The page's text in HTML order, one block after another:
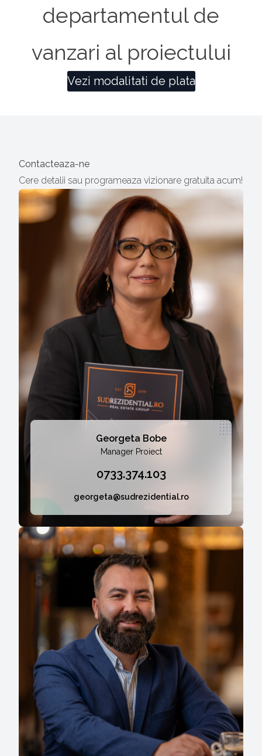
departamentul de
vanzari al proiectului
Vezi modalitati de plata
Contacteaza-ne
Cere detalii sau programeaza vizionare gratuita acum!
Georgeta Bobe
Manager Proiect
0733.374.103
georgeta@sudrezidential.ro